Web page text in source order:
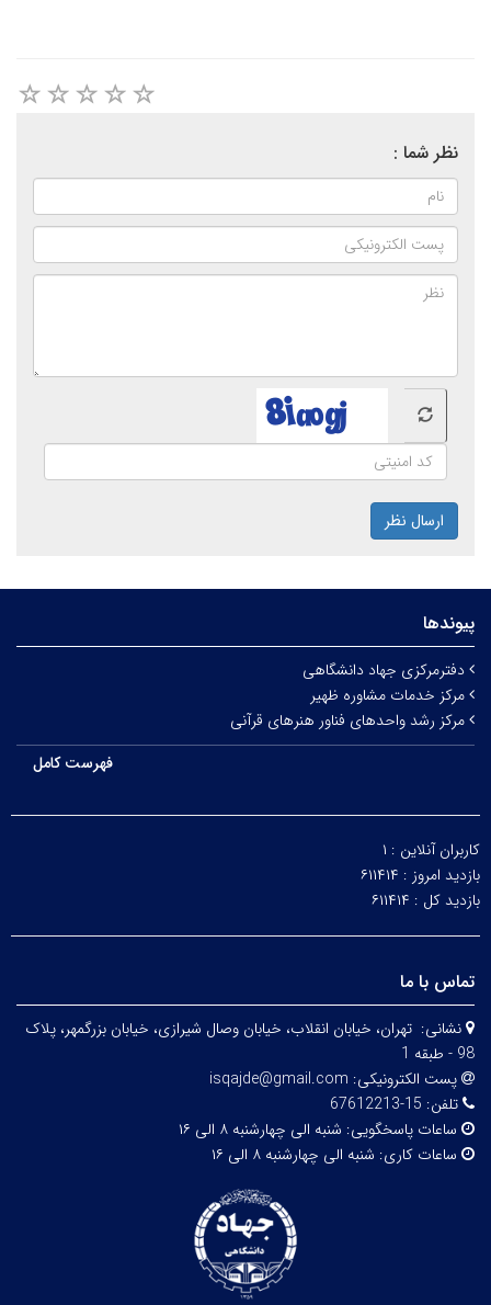
نظر شما :
ارسال نظر
پیوندها
دفترمرکزی جهاد دانشگاهی
مرکز خدمات مشاوره ظهیر
مرکز رشد واحدهای فناور هنرهای قرآنی
فهرست کامل
کاربران آنلاین : ۱
بازدید امروز : ۶۱۱۴۱۴
بازدید کل : ۶۱۱۴۱۴
تماس با ما
نشانی: تهران، خيابان انقلاب، خيابان وصال شیرازی، خيابان بزرگمهر، پلاک
98 - طبقه 1
پست الکترونیکی: isqajde@gmail.com
تلفن: 15-67612213
ساعات پاسخگویی: شنبه الی چهارشنبه ۸ الی ۱۶
ساعات کاری: شنبه الی چهارشنبه ۸ الی ۱۶